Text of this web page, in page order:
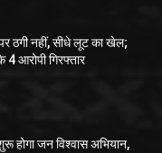
ठगी नहीं, सीधे लूट का खेल;
4 आरोपी गिरफ्तार
होगा जन विश्वास अभियान,